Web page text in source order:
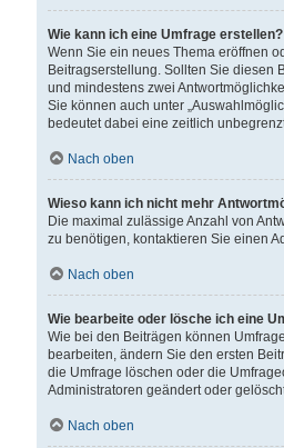
Wie kann ich eine Umfrage erstellen?
Wenn Sie ein neues Thema eröffnen
Beitragserstellung. Sollten Sie diesen
und mindestens zwei
Sie können auch unter
bedeutet dabei eine zeitlich
Nach oben
Wieso kann ich nicht mehr
Die maximal zulässige Anzahl von
zu benötigen, kontaktieren Sie einen
Nach oben
Wie bearbeite oder lösche ich eine
Wie bei den Beiträgen können
bearbeiten, ändern Sie den ersten
die Umfrage löschen oder die
Administratoren geändert oder
Nach oben